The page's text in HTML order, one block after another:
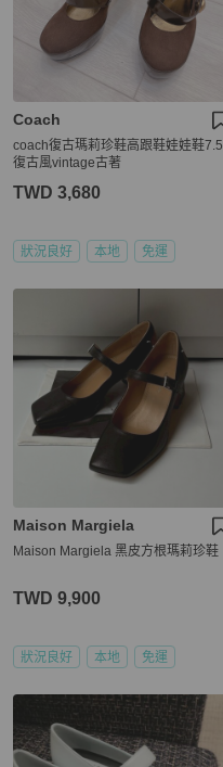
Coach
coach復古瑪莉珍鞋高跟鞋娃娃鞋7.5
復古風vintage古著
TWD 3,680
狀況良好 本地 免運
Maison Margiela
Maison Margiela 黑皮方根瑪莉珍鞋
TWD 9,900
狀況良好 本地 免運